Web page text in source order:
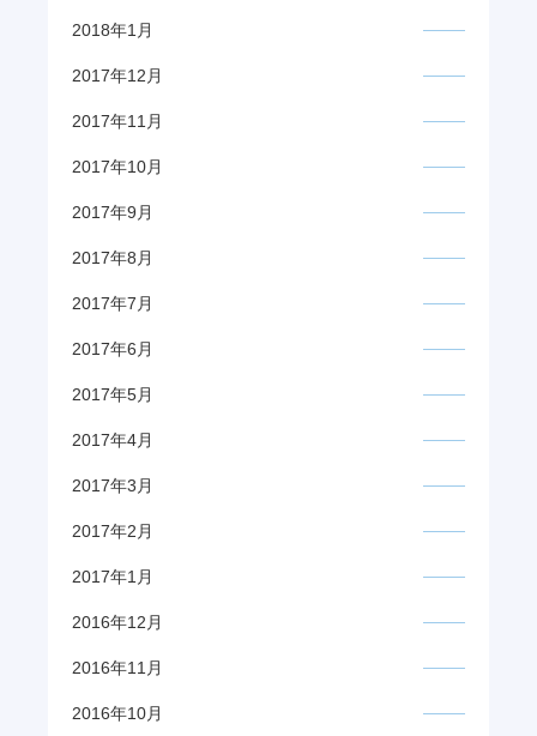
2018年1月
2017年12月
2017年11月
2017年10月
2017年9月
2017年8月
2017年7月
2017年6月
2017年5月
2017年4月
2017年3月
2017年2月
2017年1月
2016年12月
2016年11月
2016年10月